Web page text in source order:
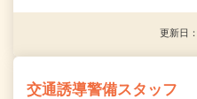
更新日
交通誘導警備スタッフ